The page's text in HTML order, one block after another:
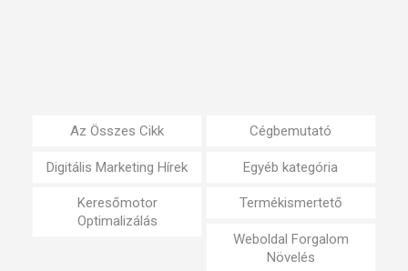
Az Összes Cikk Cégbemutató
Digitális Marketing Hírek Egyéb kategória
Keresőmotor
Optimalizálás
Termékismertető
Weboldal Forgalom
Növelés